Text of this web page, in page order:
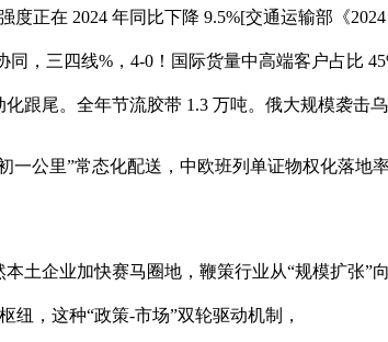
正在 2024 年同比下降 9.5%[交通运输部《
，三四线%，4-0！国际货量中高端客户占比
跟尾。全年节流胶带 1.3 万吨。俄大规模袭击乌
里”常态化配送，中欧班列单证物权化落地
企业加快赛马圈地，鞭策行业从“规模扩张”
，这种“政策-市场”双轮驱动机制，